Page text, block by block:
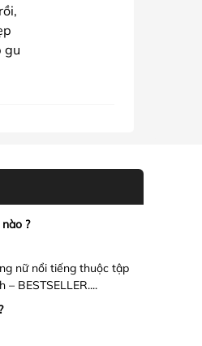
gu
?
nữ nổi tiếng thuộc tập
BESTSELLER....